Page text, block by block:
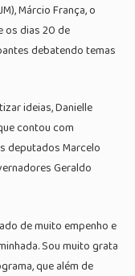
Márcio França, o
os dias 20 de
debatendo temas
ideias, Danielle
contou com
deputados Marcelo
Geraldo
de muito empenho e
Sou muito grata
que além de